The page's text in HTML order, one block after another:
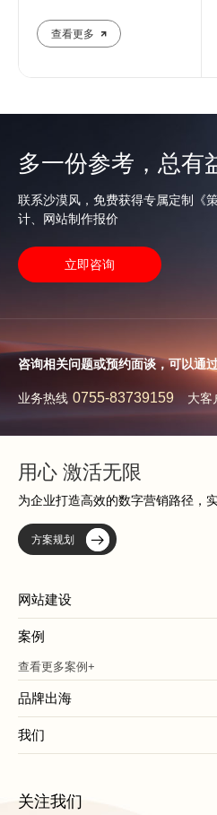
查看更多
多一份参考，总有
联系沙漠风，免费获得专属定制《
计、网站制作报价
立即咨询
咨询相关问题或预约面谈，可以通
业务热线 0755-83739159 大客
用心 激活无限
为企业打造高效的数字营销路径，
方案规划
网站建设
案例
查看更多案例+
品牌出海
我们
关注我们